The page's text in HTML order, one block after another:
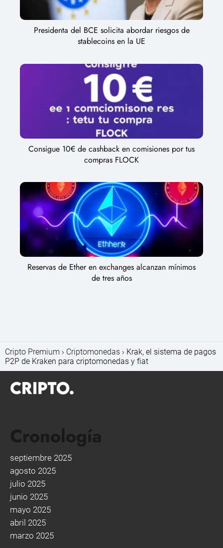
Presidenta del BCE solicita abordar riesgos de
stablecoins en la UE
Consigue 10€ de cashback en comisiones por tus
compras FLOCK
Reservas de Ether en exchanges alcanzan mínimos
de tres años
Cripto Premium Criptomonedas
Krak, el sistema de pagos
P2P de Kraken para criptomonedas y fiat
Cronología
septiembre 2025
agosto 2025
julio 2025
junio 2025
mayo 2025
abril 2025
marzo 2025